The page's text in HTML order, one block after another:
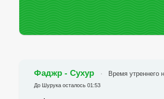
Фаджр - Сухур Время утреннего
До Шурука осталось 01:53